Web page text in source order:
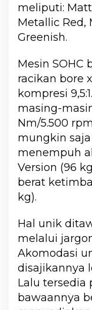
meliputi:
Metallic Red,
Greenish.
Mesin SOHC
racikan bore
kompresi
masing-
Nm/5.500
mungkin
menempuh
Version (96
berat
kg).
Hal unik
melalui
Akomodasi
disajikannya
Lalu tersedia
bawaannya